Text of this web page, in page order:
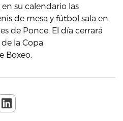
su calendario las
de mesa y fútbol sala en
de Ponce. El día cerrará
la Copa
Boxeo.